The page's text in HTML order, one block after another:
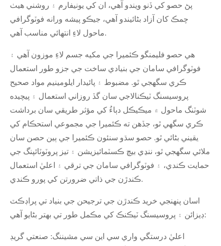
پڻ حصو کي ڏنو ويندو آهي، ان کي يونيفارم ۽ روشني هيٺ
چمڪ کان آزاد بڻائيندو آهي، جيڪو پيشه ورانه فوٽوگرافي
ماحول لاءِ انتهائي مناسب آهي.
هي حصو فليمنگو ڪئميرا جي مکيه جسم لاءِ موزون آهي ۽
فوٽوگرافي سامان جي بنيادي ساخت جي جزو طور استعمال
ڪري سگهجي ٿو. مضبوط ۽ پائيدار ايلومينيم مواد صحيح
پروسيسنگ ٽيڪنالاجي سان گڏ روزاني استعمال ۽ پيچيده
شوٽنگ ماحول ۾ ميڪيڪل دٻاءُ کي مؤثر طريقي سان برداشت
ڪري سگهي ٿو، جڏهن ته ڪئميرا جي مجموعي استحڪام کي
يقيني بڻائي ٿو. حصو سڌو سنئون ڪئميرا جي ٻين حصن سان
ملائي سگهجي ٿو، ننڍي بيچ ڪسٽمائيزيشن ۽ تيز پروٽوٽائپنگ جي
حمايت ڪندي، ۽ فوٽوگرافي سامان جي ترقي ۽ اعليٰ استعمال
ڪندڙن جي ذاتي ضرورتن کي پورو ڪندي.
اسان پنهنجي خريد ڪندڙن جي ترجيحن جي بنياد تي پراڊڪٽ
ڊيزائن ۽ پروسيسنگ ٽيڪنڪ کي مڪمل طور تي بهتر بڻايو آهي:
اعليٰ درستگي واري سي اين سي مشيننگ: صنعتي گريڊ